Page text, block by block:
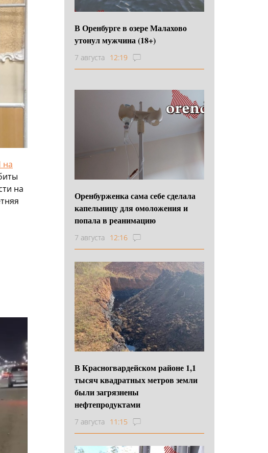
на
на
В Оренбурге в озере Малахово
утонул мужчина (18+)
7 августа 12:19
Оренбурженка сама себе сделала
капельницу для омоложения и
попала в реанимацию
7 августа 12:16
В Красногвардейском районе 1,1
тысяч квадратных метров земли
были загрязнены
нефтепродуктами
7 августа 11:15